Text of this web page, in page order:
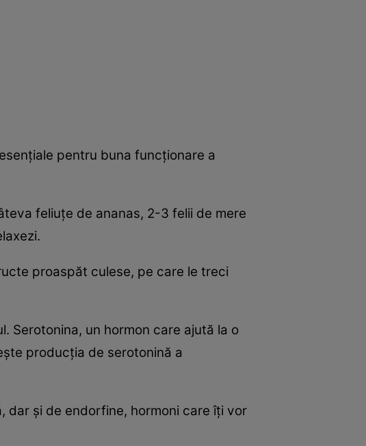
pentru buna funcţionare a
feliuţe de ananas, 2-3 felii de mere
proaspăt culese, pe care le treci
Serotonina, un hormon care ajută la o
producţia de serotonină a
dar şi de endorfine, hormoni care îţi vor